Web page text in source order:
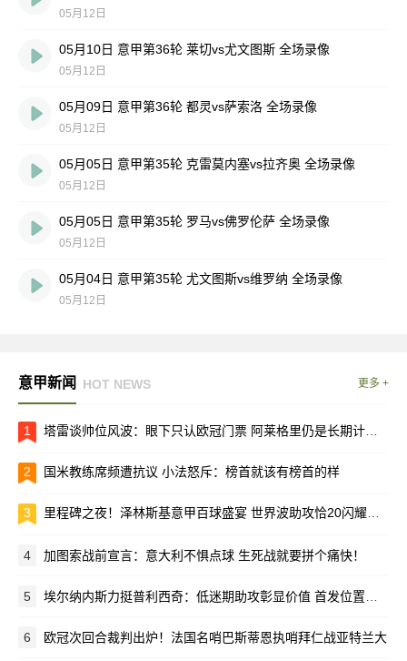
05月12日
05月10日 意甲第36轮 莱切vs尤文图斯 全场录像
05月12日
05月09日 意甲第36轮 都灵vs萨索洛 全场录像
05月12日
05月05日 意甲第35轮 克雷莫内塞vs拉齐奥 全场录像
05月12日
05月05日 意甲第35轮 罗马vs佛罗伦萨 全场录像
05月12日
05月04日 意甲第35轮 尤文图斯vs维罗纳 全场录像
05月12日
意甲新闻 HOT NEWS 更多 +
1 塔雷谈帅位风波：眼下只认欧冠门票 阿莱格里仍是长期计划核心
2 国米教练席频遭抗议 小法怒斥：榜首就该有榜首的样
3 里程碑之夜！泽林斯基意甲百球盛宴 世界波助攻恰20闪耀梅阿查
4 加图索战前宣言：意大利不惧点球 生死战就要拼个痛快！
5 埃尔纳内斯力挺普利西奇：低迷期助攻彰显价值 首发位置该留给他
6 欧冠次回合裁判出炉！法国名哨巴斯蒂恩执哨拜仁战亚特兰大